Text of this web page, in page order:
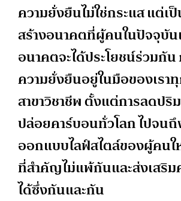
ความยั่งยืนไม่ใช่กระแส แต่เ
สร้างอนาคตที่ผู้คนในปัจจุบั
อนาคตจะได้ประโยชน์ร่วมกัน
ความยั่งยืนอยู่ในมือของเรา
สาขาวิชาชีพ ตั้งแต่การลดปริ
ปล่อยคาร์บอนทั่วโลก ไปจนถึ
ออกแบบไลฟ์สไตล์ของผู้คน
ที่สำคัญไม่แพ้กันและส่งเสริม
ได้ซึ่งกันและกัน